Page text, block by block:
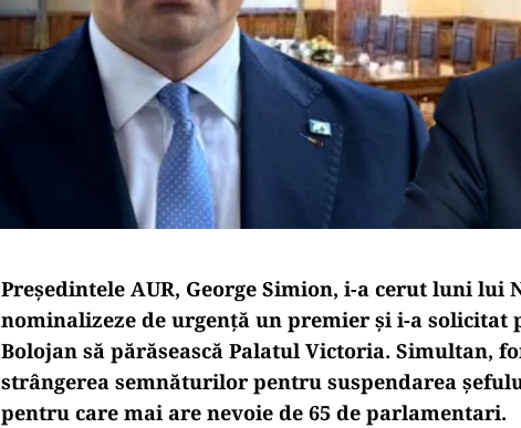
Președintele AUR, George Simion, i-a cerut luni lui
nominalizeze de urgență un premier și i-a
Bolojan să părăsească Palatul Victoria. Simultan,
strângerea semnăturilor pentru suspendarea
pentru care mai are nevoie de 65 de parlamentari.